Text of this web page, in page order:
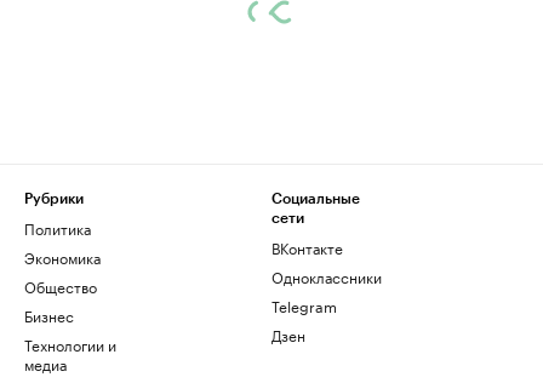
Рубрики
Политика
Экономика
Общество
Бизнес
Технологии и
медиа
Социальные
сети
ВКонтакте
Одноклассники
Telegram
Дзен